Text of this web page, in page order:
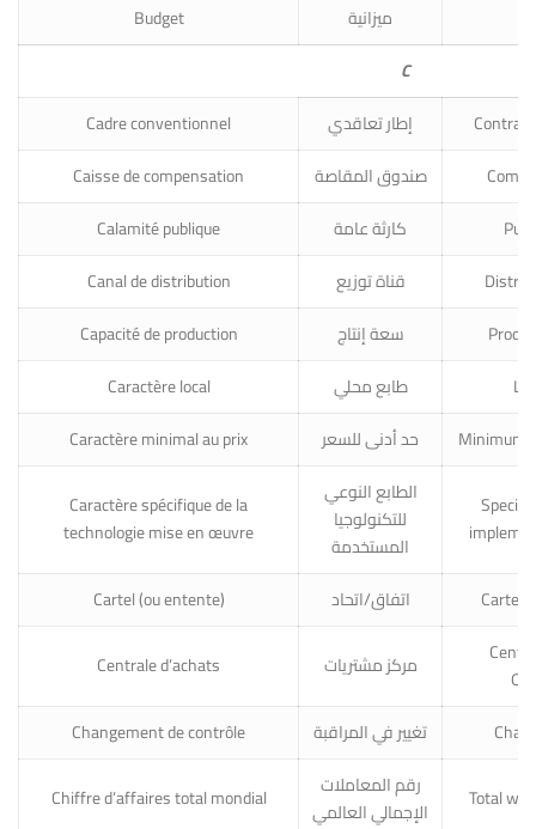
Budget ميزانية
C
Cadre conventionnel
إطار تعاقدي
Caisse de compensation
صندوق المقاصة
Calamité publique
كارثة عامة
Canal de distribution
قناة توزيع
Capacité de production
سعة إنتاج
Caractère local
طابع محلي
Caractère minimal au prix
حد أدنى للسعر Minimum
Caractère spécifique de la
technologie mise en œuvre
الطابع النوعي
للتكنولوجيا
المستخدمة
Cartel (ou entente) اتفاق/اتحاد Cartel
Centrale d’achats مركز مشتريات
Changement de contrôle
تغيير في المراقبة
Chiffre d’affaires total mondial
رقم المعاملات
الإجمالي العالمي
Total